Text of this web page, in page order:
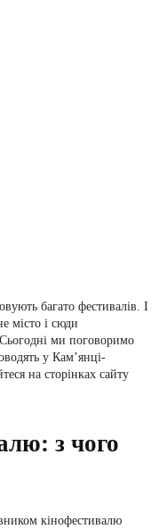
багато фестивалів. І
місто і сюди
ми поговоримо
у Кам’янці-
на сторінках сайту
з чого
кінофестивалю